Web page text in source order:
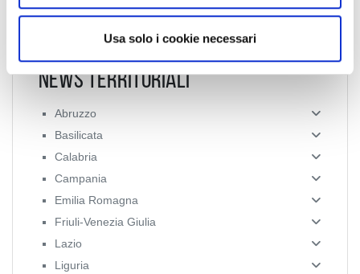
Usa solo i cookie necessari
News Territoriali
Abruzzo
Basilicata
Calabria
Campania
Emilia Romagna
Friuli-Venezia Giulia
Lazio
Liguria